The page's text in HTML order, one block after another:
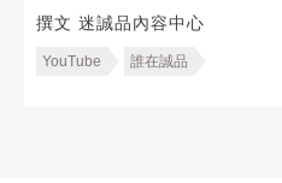
化｜迷誠品 YouTube
撰文 迷誠品內容中心
YouTube 誰在誠品